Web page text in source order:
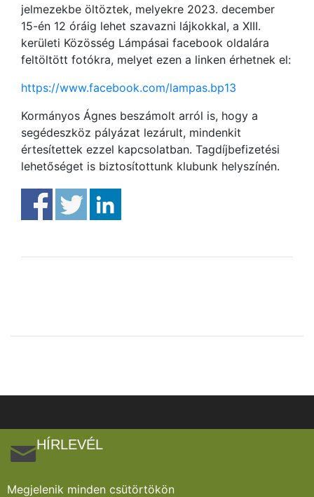
jelmezekbe öltöztek, melyekre 2023. december
15-én 12 óráig lehet szavazni lájkokkal, a XIII.
kerületi Közösség Lámpásai facebook oldalára
feltöltött fotókra, melyet ezen a linken érhetnek el:
https://www.facebook.com/lampas.bp13
Kormányos Ágnes beszámolt arról is, hogy a
segédeszköz pályázat lezárult, mindenkit
értesítettek ezzel kapcsolatban. Tagdíjbefizetési
lehetőséget is biztosítottunk klubunk helyszínén.
HÍRLEVÉL
Megjelenik minden csütörtökön